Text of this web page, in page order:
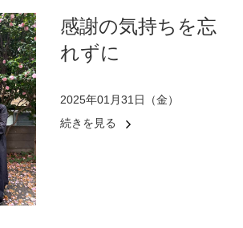
感謝の気持ちを忘
れずに
2025年01月31日（金）
続きを見る